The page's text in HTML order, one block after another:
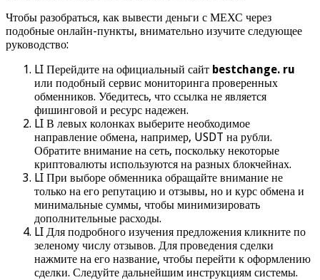
Чтобы разобраться, как вывести деньги с МЕХС через
подобные онлайн-пункты, внимательно изучите следующее
руководство:
LI Перейдите на официальный сайт bestchange. ru
или подобный сервис мониторинга проверенных
обменников. Убедитесь, что ссылка не является
фишинговой и ресурс надежен.
LI В левых колонках выберите необходимое
направление обмена, например, USDT на рубли.
Обратите внимание на сеть, поскольку некоторые
криптовалюты используются на разных блокчейнах.
LI При выборе обменника обращайте внимание не
только на его репутацию и отзывы, но и курс обмена и
минимальные суммы, чтобы минимизировать
дополнительные расходы.
LI Для подробного изучения предложения кликните по
зеленому числу отзывов. Для проведения сделки
нажмите на его название, чтобы перейти к оформлению
сделки. Следуйте дальнейшим инструкциям системы.